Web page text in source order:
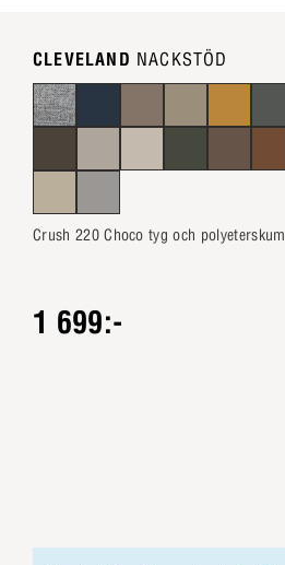
CLEVELAND NACKSTÖD
Crush 220 Choco tyg och polyeterskum
1 699:-